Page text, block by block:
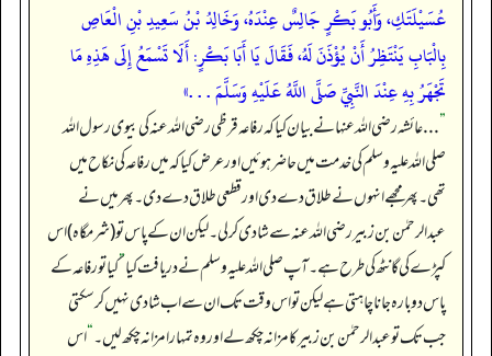
عُسَيْلَتَكِ، وَأَبُو بَكْرٍ جَالِسٌ عِنْدَهُ، وَخَالِدُ بْنُ سَعِيدِ بْنِ الْعَاصِ
بِالْبَابِ يَنْتَظِرُ أَنْ يُؤْذَنَ لَهُ، فَقَالَ يَا أَبَا بَكْرٍ: أَلَا تَسْمَعُ إِلَى هَذِهِ مَا
تَجْهَرُ بِهِ عِنْدَ النَّبِيِّ صَلَّى اللَّهُ عَلَيْهِ وَسَلَّمَ . . .»
”. . . عائشہ رضی اللہ عنہا نے بیان کیا کہ رفاعہ قرظی رضی اللہ عنہ کی بیوی رسول اللہ
صلی اللہ علیہ وسلم کی خدمت میں حاضر ہوئیں اور عرض کیا کہ میں رفاعہ کی نکاح میں
تھی۔ پھر مجھے انہوں نے طلاق دے دی اور قطعی طلاق دے دی۔ پھر میں نے
عبدالرحمٰن بن زبیر رضی اللہ عنہ سے شادی کر لی۔ لیکن ان کے پاس تو (شرمگاہ) اس
کپڑے کی گانٹھ کی طرح ہے۔ آپ صلی اللہ علیہ وسلم نے دریافت کیا”کیا تو رفاعہ کے
پاس دوبارہ جانا چاہتی ہے لیکن تو اس وقت تک ان سے اب شادی نہیں کر سکتی
جب تک تو عبدالرحمٰن بن زبیر کا مزا نہ چکھ لے اور وہ تمہارا مزا نہ چکھ لیں۔“اس